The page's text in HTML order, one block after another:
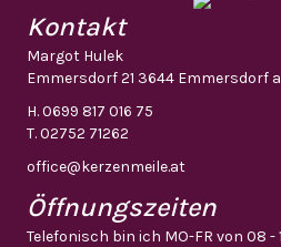
Kontakt
Margot Hulek
Emmersdorf 21 3644 Emmersdorf
H.0699 817 016 75
T.02752 71262
office@kerzenmeile.at
Öffnungszeiten
Telefonisch bin ich MO-FR von 08 -